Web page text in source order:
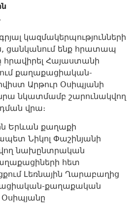
կազմակերպությունների
ցանկանում ենք հրատապ
հրավիրել Հայաստանի
քաղաքացիական-
Արթուր Օսիպյանի
նկատմամբ շարունակվող
վրա։
Երևան քաղաքի
Նիկոլ Փաշինյանի
նախընտրական
հետ
Լեռնային Ղարաբաղից
քաղաքական